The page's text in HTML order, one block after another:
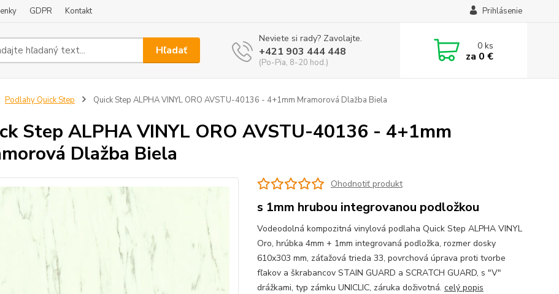
GDPR Kontakt Prihlásenie
Hľadať
Neviete si rady? Zavolajte.
+421 903 444 448
(Po-Pia, 8-20 hod.)
0ks
za 0 €
Podlahy Quick Step Quick Step ALPHA VINYL ORO AVSTU-40136 - 4+1mm Mramorová Dlažba Biela
Step ALPHA VINYL ORO AVSTU-40136 - 4+1mm
Dlažba Biela
Ohodnotiť produkt
s 1mm hrubou integrovanou podložkou
Vodeodolná kompozitná vinylová podlaha Quick Step ALPHA VINYL
Oro, hrúbka 4mm + 1mm integrovaná podložka, rozmer dosky
610x303 mm, záťažová trieda 33, povrchová úprava proti tvorbe
fľakov a škrabancov STAIN GUARD a SCRATCH GUARD, s "V"
drážkami, typ zámku UNICLIC, záruka doživotná. celý popis